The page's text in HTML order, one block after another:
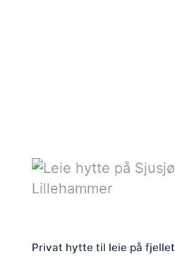
Privat hytte til leie på fjellet